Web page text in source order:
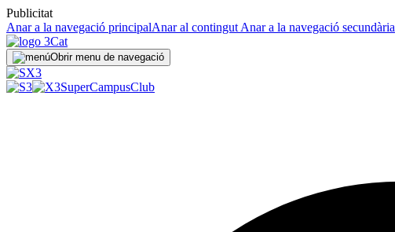
Publicitat
Anar a la navegació principalAnar al contingut Anar a la navegació secundària
Obrir menu de navegació
SuperCampusClub